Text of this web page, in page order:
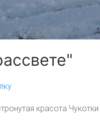
красота